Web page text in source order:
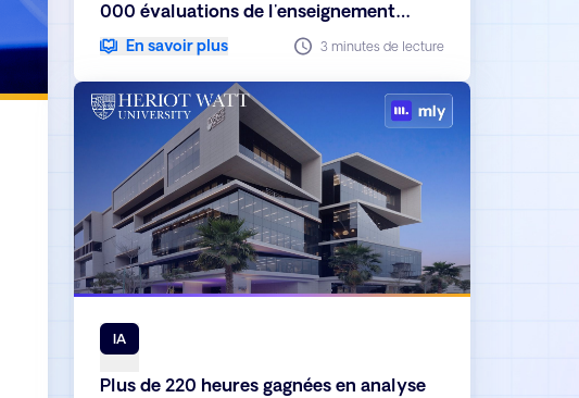
000 évaluations de l'enseignement
grâce à Explorance Blue
En savoir plus 3 minutes de lecture
IA
Plus de 220 heures gagnées en analyse